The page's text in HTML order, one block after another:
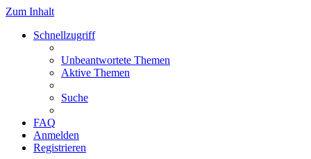
Zum Inhalt
Schnellzugriff
Unbeantwortete Themen
Aktive Themen
Suche
FAQ
Anmelden
Registrieren